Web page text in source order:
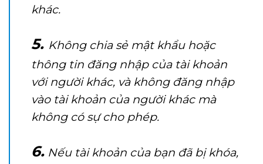
khác.
5. Không chia sẻ mật khẩu hoặc
thông tin đăng nhập của tài khoản
với người khác, và không đăng nhập
vào tài khoản của người khác mà
không có sự cho phép.
6. Nếu tài khoản của bạn đã bị khóa,